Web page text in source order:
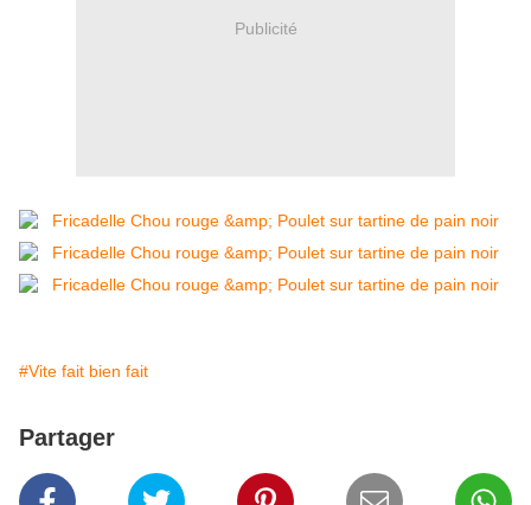
Publicité
#Vite fait bien fait
Partager